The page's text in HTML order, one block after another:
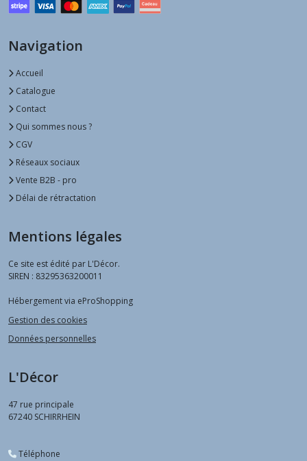
Navigation
Accueil
Catalogue
Contact
Qui sommes nous ?
CGV
Réseaux sociaux
Vente B2B - pro
Délai de rétractation
Mentions légales
Ce site est édité par L'Décor.
SIREN : 83295363200011
Hébergement via eProShopping
Gestion des cookies
Données personnelles
L'Décor
47 rue principale
67240 SCHIRRHEIN
Téléphone